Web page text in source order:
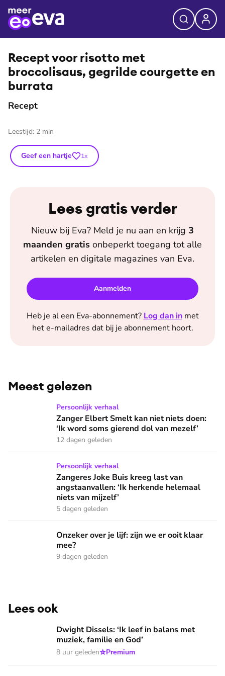
⭐Premium
Recept voor risotto met
broccolisaus, gegrilde courgette en
burrata
Recept
Leestijd: 2 min
Geef een hartje 1x
Lees gratis verder
Nieuw bij Eva? Meld je nu aan en krijg 3
maanden gratis onbeperkt toegang tot alle
artikelen en digitale magazines van Eva.
Aanmelden
Heb je al een Eva-abonnement? Log dan in met
het e-mailadres dat bij je abonnement hoort.
Meest gelezen
Zanger Elbert Smelt kan niet niets doen: ‘Ik word soms
Persoonlijk verhaal
Zanger Elbert Smelt kan niet niets doen:
‘Ik word soms gierend dol van mezelf’
12 dagen geleden
Zangeres Joke Buis kreeg last van angstaanvallen: ‘Ik
Persoonlijk verhaal
Zangeres Joke Buis kreeg last van
angstaanvallen: ‘Ik herkende helemaal
niets van mijzelf’
5 dagen geleden
Onzeker over je lijf: zijn we er ooit klaar mee?
Onzeker over je lijf: zijn we er ooit klaar
mee?
9 dagen geleden
Lees ook
Dwight Dissels: ‘Ik leef in balans met muziek, familie en
Dwight Dissels: ‘Ik leef in balans met
muziek, familie en God’
8 uur geleden⭐Premium